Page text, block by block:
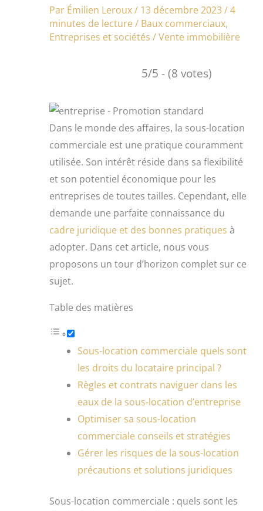
Par Émilien Leroux/ 13 décembre 2023/4
minutes de lecture/ Baux commerciaux,
Entreprises et sociétés /Vente immobilière
5/5 - (8 votes)
Dans le monde des affaires, la sous-location
commerciale est une pratique couramment
utilisée. Son intérêt réside dans sa flexibilité
et son potentiel économique pour les
entreprises de toutes tailles. Cependant, elle
demande une parfaite connaissance du
cadre juridique et des bonnes pratiques à
adopter. Dans cet article, nous vous
proposons un tour d’horizon complet sur ce
sujet.
Table des matières
Sous-location commerciale quels sont
les droits du locataire principal ?
Règles et contrats naviguer dans les
eaux de la sous-location d’entreprise
Optimiser sa sous-location
commerciale conseils et stratégies
Gérer les risques de la sous-location
précautions et solutions juridiques
Sous-location commerciale : quels sont les